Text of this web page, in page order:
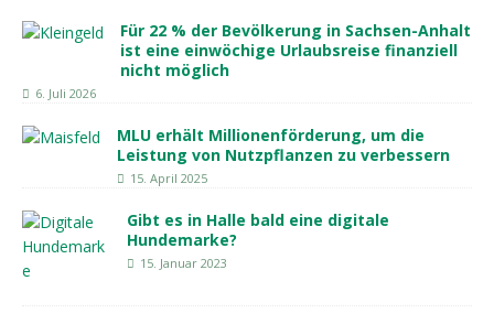
Für 22 % der Bevölkerung in Sachsen-Anhalt
ist eine einwöchige Urlaubsreise finanziell
nicht möglich
6. Juli 2026
MLU erhält Millionenförderung, um die
Leistung von Nutzpflanzen zu verbessern
15. April 2025
Gibt es in Halle bald eine digitale
Hundemarke?
15. Januar 2023